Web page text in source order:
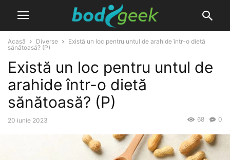
Acasă Diverse
Există un loc pentru untul de arahide într-o dietă
sănătoasă? (P)
Există un loc pentru untul de
arahide într-o dietă
sănătoasă? (P)
20 iunie 2023 0
68